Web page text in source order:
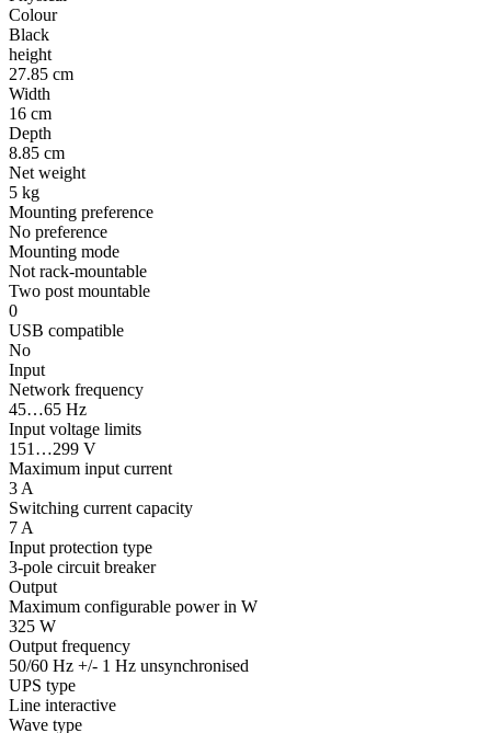
Colour
Black
height
27.85 cm
Width
16 cm
Depth
8.85 cm
Net weight
5 kg
Mounting preference
No preference
Mounting mode
Not rack-mountable
Two post mountable
0
USB compatible
No
Input
Network frequency
45…65 Hz
Input voltage limits
151…299 V
Maximum input current
3 A
Switching current capacity
7 A
Input protection type
3-pole circuit breaker
Output
Maximum configurable power in W
325 W
Output frequency
50/60 Hz +/- 1 Hz unsynchronised
UPS type
Line interactive
Wave type